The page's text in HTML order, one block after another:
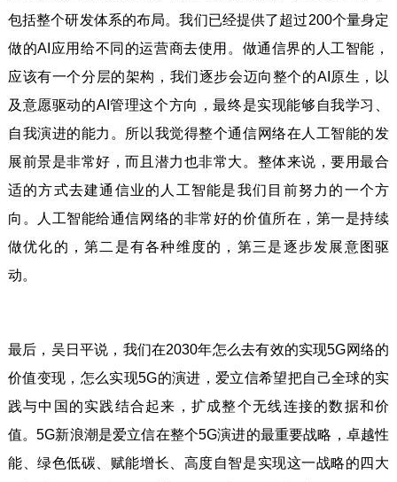
包括整个研发体系的布局。我们已经提供了超过200个量身定
做的AI应用给不同的运营商去使用。做通信界的人工智能，
应该有一个分层的架构，我们逐步会迈向整个的AI原生，以
及意愿驱动的AI管理这个方向，最终是实现能够自我学习、
自我演进的能力。所以我觉得整个通信网络在人工智能的发
展前景是非常好，而且潜力也非常大。整体来说，要用最合
适的方式去建通信业的人工智能是我们目前努力的一个方
向。人工智能给通信网络的非常好的价值所在，第一是持续
做优化的，第二是有各种维度的，第三是逐步发展意图驱
动。
最后，吴日平说，我们在2030年怎么去有效的实现5G网络的
价值变现，怎么实现5G的演进，爱立信希望把自己全球的实
践与中国的实践结合起来，扩成整个无线连接的数据和价
值。5G新浪潮是爱立信在整个5G演进的最重要战略，卓越性
能、绿色低碳、赋能增长、高度自智是实现这一战略的四大